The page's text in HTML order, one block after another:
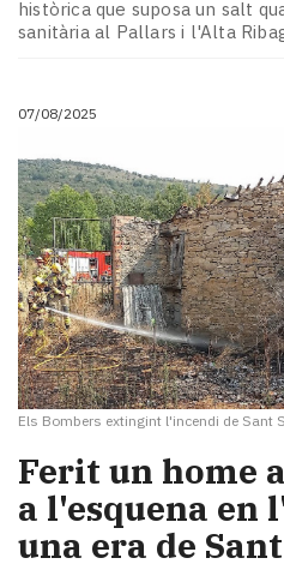
històrica que suposa un salt
sanitària al Pallars i l'Alta
07/08/2025
Els Bombers extingint l'incendi de Sant
Ferit un home
a l'esquena en
una era de